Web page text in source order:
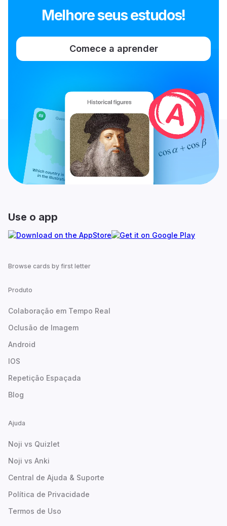
Melhore seus estudos!
Comece a aprender
Use o app
Browse cards by first letter
Produto
Colaboração em Tempo Real
Oclusão de Imagem
Android
IOS
Repetição Espaçada
Blog
Ajuda
Noji vs Quizlet
Noji vs Anki
Central de Ajuda & Suporte
Política de Privacidade
Termos de Uso